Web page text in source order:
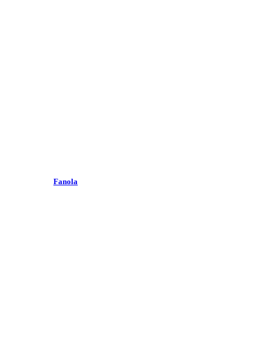
Fanola